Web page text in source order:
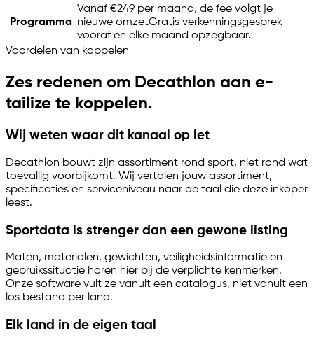
Programma
Vanaf €249 per maand, de fee volgt je
nieuwe omzetGratis verkenningsgesprek
vooraf en elke maand opzegbaar.
Voordelen van koppelen
Zes redenen om Decathlon aan e-
tailize te koppelen.
Wij weten waar dit kanaal op let
Decathlon bouwt zijn assortiment rond sport, niet rond wat
toevallig voorbijkomt. Wij vertalen jouw assortiment,
specificaties en serviceniveau naar de taal die deze inkoper
leest.
Sportdata is strenger dan een gewone listing
Maten, materialen, gewichten, veiligheidsinformatie en
gebruikssituatie horen hier bij de verplichte kenmerken.
Onze software vult ze vanuit een catalogus, niet vanuit een
los bestand per land.
Elk land in de eigen taal